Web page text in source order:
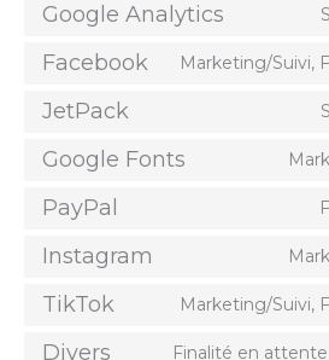
Google Analytics
Facebook Marketing/Suivi,
JetPack
Google Fonts
PayPal
Instagram
TikTok Marketing/Suivi,
Divers Finalité en